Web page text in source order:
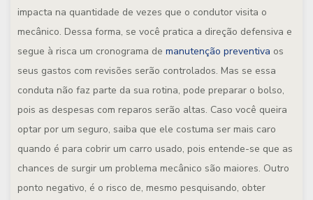
impacta na quantidade de vezes que o condutor visita o
mecânico. Dessa forma, se você pratica a direção defensiva e
segue à risca um cronograma de manutenção preventiva os
seus gastos com revisões serão controlados. Mas se essa
conduta não faz parte da sua rotina, pode preparar o bolso,
pois as despesas com reparos serão altas. Caso você queira
optar por um seguro, saiba que ele costuma ser mais caro
quando é para cobrir um carro usado, pois entende-se que as
chances de surgir um problema mecânico são maiores. Outro
ponto negativo, é o risco de, mesmo pesquisando, obter